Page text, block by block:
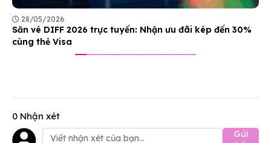
28/05/2026
Săn vé DIFF 2026 trực tuyến: Nhận ưu đãi kép đến 30%
cùng thẻ Visa
0 Nhận xét
Gửi